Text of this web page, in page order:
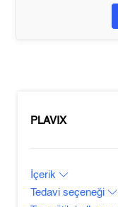
PLAVIX
İçerik
Tedavi seçeneği